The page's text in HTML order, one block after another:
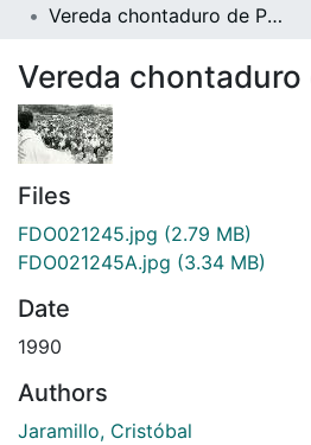
Vereda chontaduro de Palmira
Vereda chontaduro
Files
FDO021245.jpg (2.79 MB)
FDO021245A.jpg (3.34 MB)
Date
1990
Authors
Jaramillo, Cristóbal